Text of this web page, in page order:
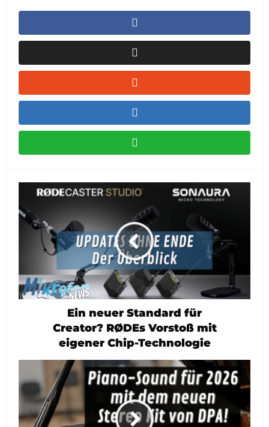
Ein neuer Standard für
Creator? RØDEs Vorstoß mit
eigener Chip-Technologie